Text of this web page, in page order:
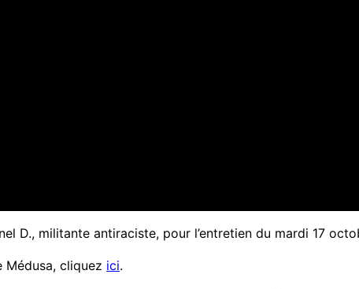
D., militante antiraciste, pour l’entretien du mardi 17
Médusa, cliquez ici.